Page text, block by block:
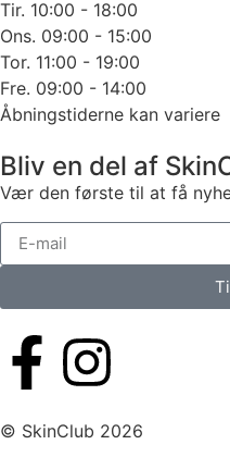
Tir. 10:00 - 18:00
Ons. 09:00 - 15:00
Tor. 11:00 - 19:00
Fre. 09:00 - 14:00
Åbningstiderne kan variere
Bliv en del af
Vær den første til at få
© SkinClub 2026